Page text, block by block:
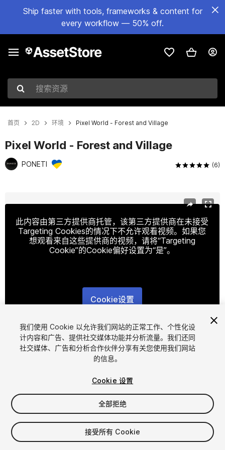
Ship faster with tools, frameworks & content for
every workflow — 50% off.
搜索资源
首页 2D 环境 Pixel World - Forest and Village
Pixel World - Forest and Village
PONETI (6)
此内容由第三方提供商托管，该第三方提供商在未接受
Targeting Cookies的情况下不允许观看视频。如果您
想观看来自这些提供商的视频，请将“Targeting
Cookie”的Cookie偏好设置为“是”。
Cookie设置
1/16
$39.99
增值税将在结算时计算
我们使用 Cookie 以允许我们网站的正常工作、个性化设
计内容和广告、提供社交媒体功能并分析流量。我们还同
社交媒体、广告和分析合作伙伴分享有关您使用我们网站
的信息。
Cookie 设置
全部拒绝
接受所有 Cookie